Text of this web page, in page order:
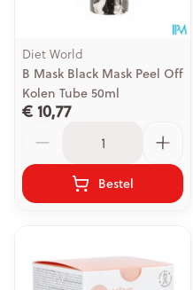
Diet World
B Mask Black Mask Peel Off
Kolen Tube 50ml
€ 10,77
Bestel